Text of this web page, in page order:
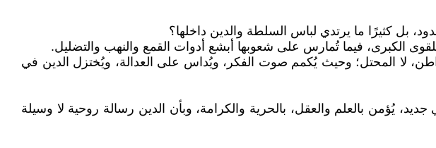
بل كثيرًا ما يرتدي لباس السلطة والدين داخلها؟
للقوى الكبرى، فيما تُمارس على شعوبها أبشع أدوات القمع والنهب والتضليل.
لا المحتل؛ وحيث يُكمم صوت الفكر، ويُداس على العدالة، ويُختزل الدين في
يُؤمن بالعلم والعقل، بالحرية والكرامة، وبأن الدين رسالة روحية لا وسيلة